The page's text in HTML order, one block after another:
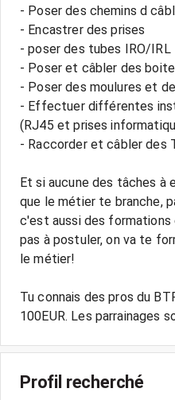
- Poser des chemins d
- Encastrer des prises
- poser des tubes IRO/IRL
- Poser et câbler des
- Poser des moulures et
- Effectuer différentes
(RJ45 et prises
- Raccorder et câbler des
Et si aucune des tâches à
que le métier te branche,
c'est aussi des
pas à postuler, on va te
le métier!
Tu connais des pros du
100EUR. Les parrainages
Profil recherché